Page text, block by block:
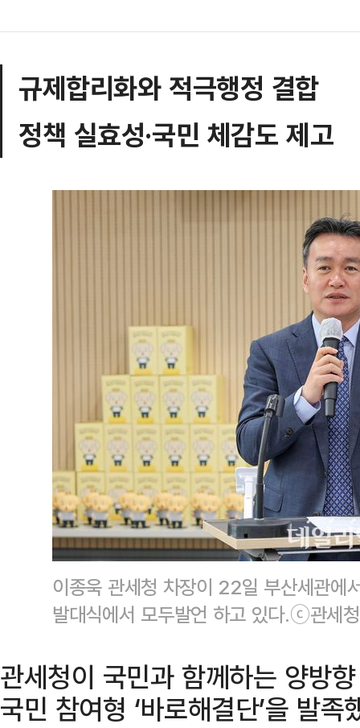
규제합리화와 적극행정 결합
정책 실효성·국민 체감도 제고
이종욱 관세청 차장이 22일 부산세관
발대식에서 모두발언 하고 있다.ⓒ관세청
관세청이 국민과 함께하는 양방
국민 참여형 ‘바로해결단’을 발족